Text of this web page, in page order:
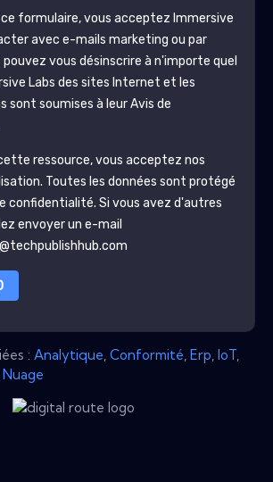
formulaire, vous acceptez Immersive
avec e-mails marketing ou par
pouvez vous désinscrire à n'importe quel
Labs des sites Internet et les
sont soumises à leur Avis de
ressource, vous acceptez nos
Toutes les données sont protégé
confidentialité. Si vous avez d'autres
envoyer un e-mail
: Analytique Conformité Erp IoT
Nuage